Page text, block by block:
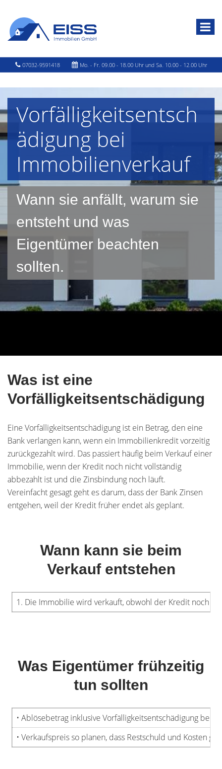
07032-9591418 Mo. - Fr. 09.00 - 18.00 Uhr und Sa. 10.00 - 12.00 Uhr
Vorfälligkeitsentsch
ädigung bei
Immobilienverkauf
Wann sie anfällt, warum sie
entsteht und was
Eigentümer beachten
sollten.
Was ist eine
Vorfälligkeitsentschädigung
Eine Vorfälligkeitsentschädigung ist ein Betrag, den eine
Bank verlangen kann, wenn ein Immobilienkredit vorzeitig
zurückgezahlt wird. Das passiert häufig beim Verkauf einer
Immobilie, wenn der Kredit noch nicht vollständig
abbezahlt ist und die Zinsbindung noch läuft.
Vereinfacht gesagt geht es darum, dass der Bank Zinsen
entgehen, weil der Kredit früher endet als geplant.
Wann kann sie beim
Verkauf entstehen
1. Die Immobilie wird verkauft, obwohl der Kredit noch
Was Eigentümer frühzeitig
tun sollten
• Ablösebetrag inklusive Vorfälligkeitsentschädigung bei
• Verkaufspreis so planen, dass Restschuld und Kosten